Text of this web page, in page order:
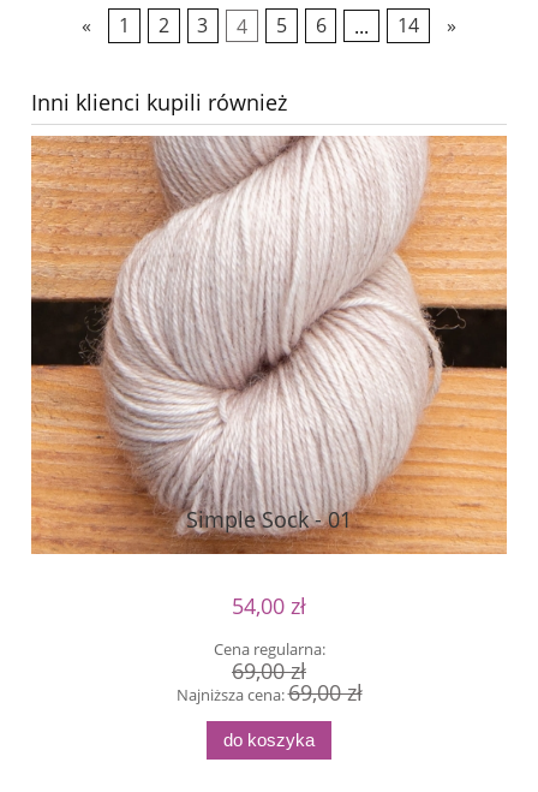
« 1 2 3 4 5 6 ... 14 »
Inni klienci kupili również
Simple Sock - 01
54,00 zł
Cena regularna:
69,00 zł
Najniższa cena:69,00 zł
do koszyka